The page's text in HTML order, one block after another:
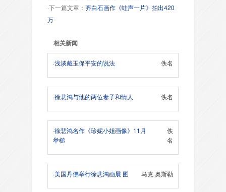
·下一篇文章： 齐白石画作《蛙声一片》拍出420
万
相关新闻
·浅谈戴玉保平安的说法 佚名
·徐悲鸿与他的两位妻子和情人 佚名
·徐悲鸿名作《珍妮小姐画像》11月
举槌
佚
名
·美国丹佛举行徐悲鸿画展 图 马克·奥斯勒